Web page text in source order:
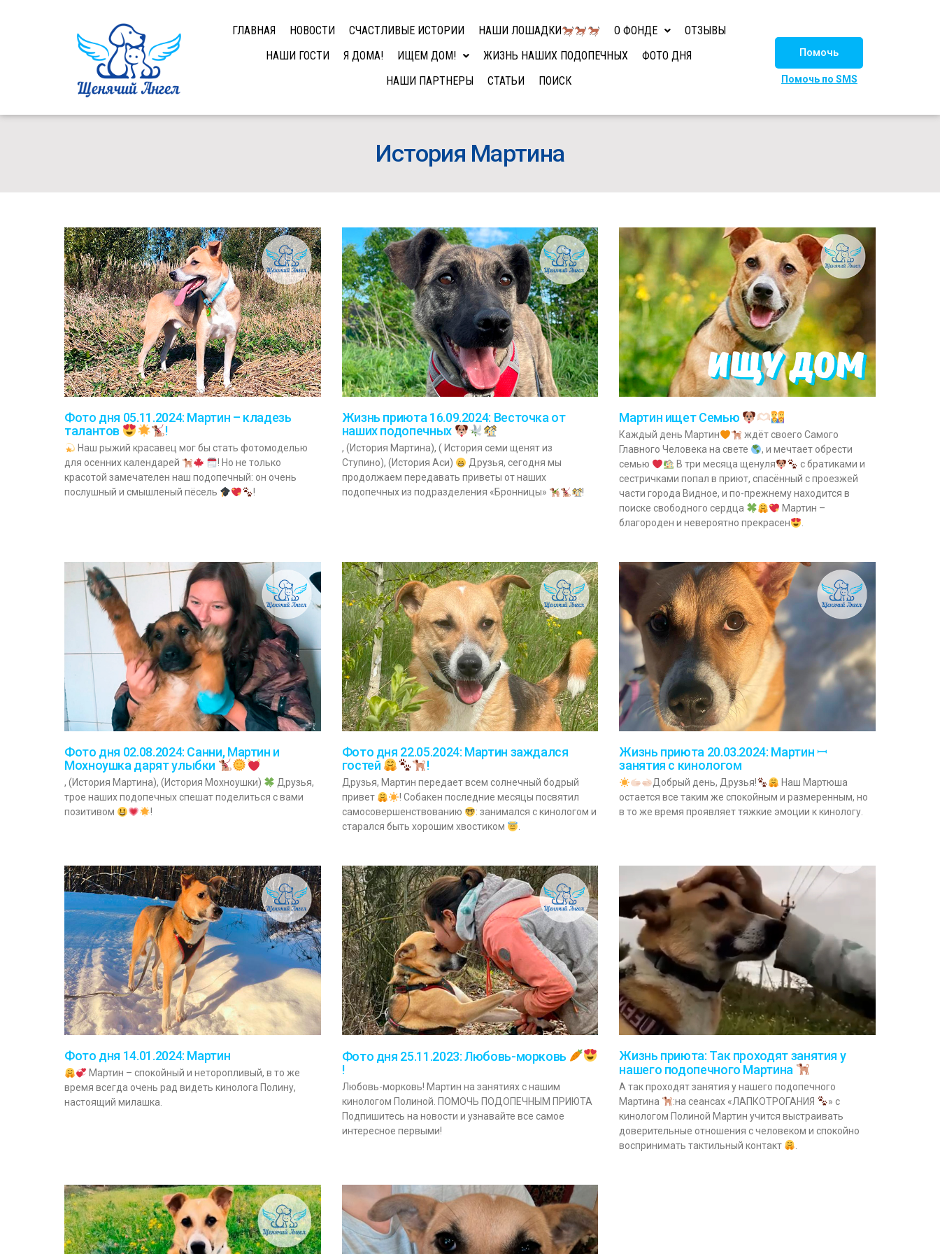
ГЛАВНАЯ НОВОСТИ СЧАСТЛИВЫЕ ИСТОРИИ НАШИ ЛОШАДКИ О ФОНДЕ
ОТЗЫВЫ
НАШИ ГОСТИ
Я ДОМА! ИЩЕМ ДОМ! ЖИЗНЬ НАШИХ ПОДОПЕЧНЫХ
ФОТО ДНЯ
НАШИ ПАРТНЕРЫ
СТАТЬИ ПОИСК
Помочь
Помочь по SMS
История Мартина
Фото дня 05.11.2024: Мартин – кладезь
талантов
!
Наш рыжий красавец мог бы стать фотомоделью
для осенних календарей
! Но не только
красотой замечателен наш подопечный: он очень
послушный и смышленый пёсель
!
Жизнь приюта 16.09.2024: Весточка от
наших подопечных
, (История Мартина), ( История семи щенят из
Ступино), (История Аси)
Друзья, сегодня мы
продолжаем передавать приветы от наших
подопечных из подразделения «Бронницы»
!
Мартин ищет Семью
Каждый день Мартин
ждёт своего Самого
Главного Человека на свете
, и мечтает обрести
семью
В три месяца щенуля
с братиками и
сестричками попал в приют, спасённый с проезжей
части города Видное, и по-прежнему находится в
поиске свободного сердца
Мартин –
благороден и невероятно прекрасен
Фото дня 02.08.2024: Санни, Мартин и
Мохноушка дарят улыбки
, (История Мартина), (История Мохноушки)
Друзья,
трое наших подопечных спешат поделиться с вами
позитивом
!
Фото дня 22.05.2024: Мартин заждался
гостей
!
Друзья, Мартин передает всем солнечный бодрый
привет
! Собакен последние месяцы посвятил
самосовершенствованию
: занимался с кинологом и
старался быть хорошим хвостиком
.
Жизнь приюта 20.03.2024: Мартин ꟷ
занятия с кинологом
Добрый день, Друзья!
Наш Мартюша
остается все таким же спокойным и размеренным, но
в то же время проявляет тяжкие эмоции к кинологу.
Фото дня 14.01.2024: Мартин
Мартин – спокойный и неторопливый, в то же
время всегда очень рад видеть кинолога Полину,
настоящий милашка.
Фото дня 25.11.2023: Любовь-морковь
!
Любовь-морковь! Мартин на занятиях с нашим
кинологом Полиной. ПОМОЧЬ ПОДОПЕЧНЫМ ПРИЮТА
Подпишитесь на новости и узнавайте все самое
интересное первыми!
Жизнь приюта: Так проходят занятия у
нашего подопечного Мартина
А так проходят занятия у нашего подопечного
Мартина
:на сеансах «ЛАПКОТРОГАНИЯ
» с
кинологом Полиной Мартин учится выстраивать
доверительные отношения с человеком и спокойно
воспринимать тактильный контакт